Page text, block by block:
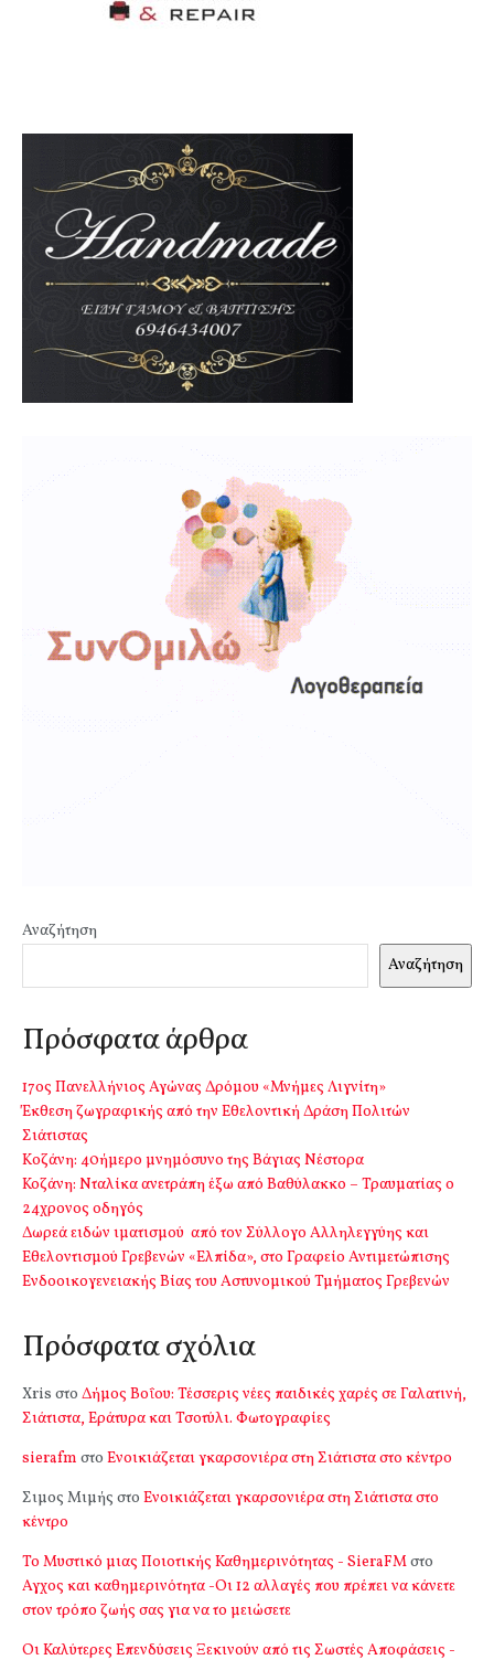
Αναζήτηση
Αναζήτηση
Πρόσφατα άρθρα
17ος Πανελλήνιος Αγώνας Δρόμου «Μνήμες Λιγνίτη»
Έκθεση ζωγραφικής από την Εθελοντική Δράση Πολιτών
Σιάτιστας
Kοζάνη: 40ήμερο μνημόσυνο της Βάγιας Νέστορα
Κοζάνη: Νταλίκα ανετράπη έξω από Βαθύλακκο – Τραυματίας ο
24χρονος οδηγός
Δωρεά ειδών ιματισμού από τον Σύλλογο Αλληλεγγύης και
Εθελοντισμού Γρεβενών «Ελπίδα», στο Γραφείο Αντιμετώπισης
Ενδοοικογενειακής Βίας του Αστυνομικού Τμήματος Γρεβενών
Πρόσφατα σχόλια
Xris στο Δήμος Βοΐου: Τέσσερις νέες παιδικές χαρές σε Γαλατινή,
Σιάτιστα, Εράτυρα και Τσοτύλι. Φωτογραφίες
sierafm στο Ενοικιάζεται γκαρσονιέρα στη Σιάτιστα στο κέντρο
Σιμος Μιμής στο Ενοικιάζεται γκαρσονιέρα στη Σιάτιστα στο
κέντρο
Το Μυστικό μιας Ποιοτικής Καθημερινότητας - SieraFMστο
Αγχος και καθημερινότητα -Οι 12 αλλαγές που πρέπει να κάνετε
στον τρόπο ζωής σας για να το μειώσετε
Οι Καλύτερες Επενδύσεις Ξεκινούν από τις Σωστές Αποφάσεις -